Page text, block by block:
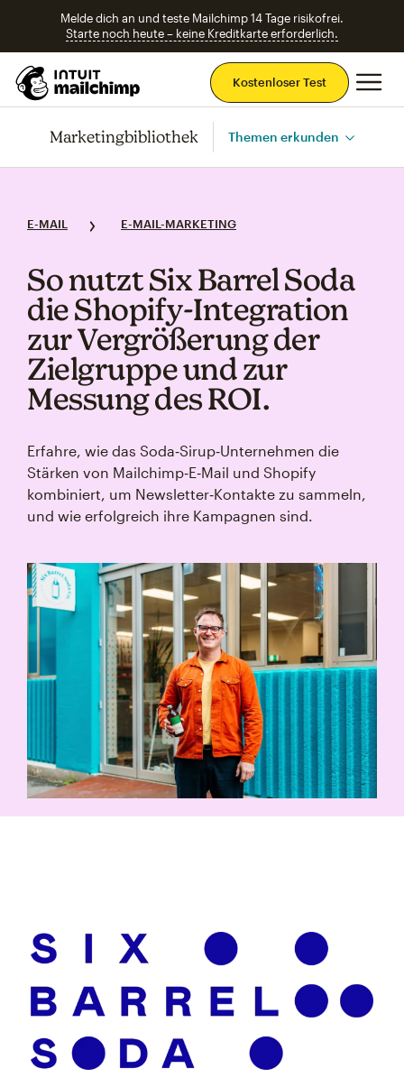
Melde dich an und teste Mailchimp 14 Tage risikofrei.
Starte noch heute – keine Kreditkarte erforderlich.
Kostenloser Test
Marketingbibliothek Themen erkunden
E-MAIL E-MAIL-MARKETING
So nutzt Six Barrel Soda
die Shopify‑Integration
zur Vergrößerung der
Zielgruppe und zur
Messung des ROI.
Erfahre, wie das Soda‑Sirup‑Unternehmen die
Stärken von Mailchimp‑E‑Mail und Shopify
kombiniert, um Newsletter‑Kontakte zu sammeln,
und wie erfolgreich ihre Kampagnen sind.